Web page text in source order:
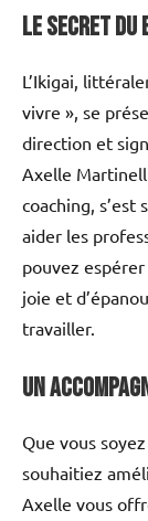
Le secret
L’Ikigai,
vivre », se
direction et
Axelle
coaching, s’est
aider les
pouvez
joie et
travailler.
Un
Que vous
souhaitiez
Axelle vous